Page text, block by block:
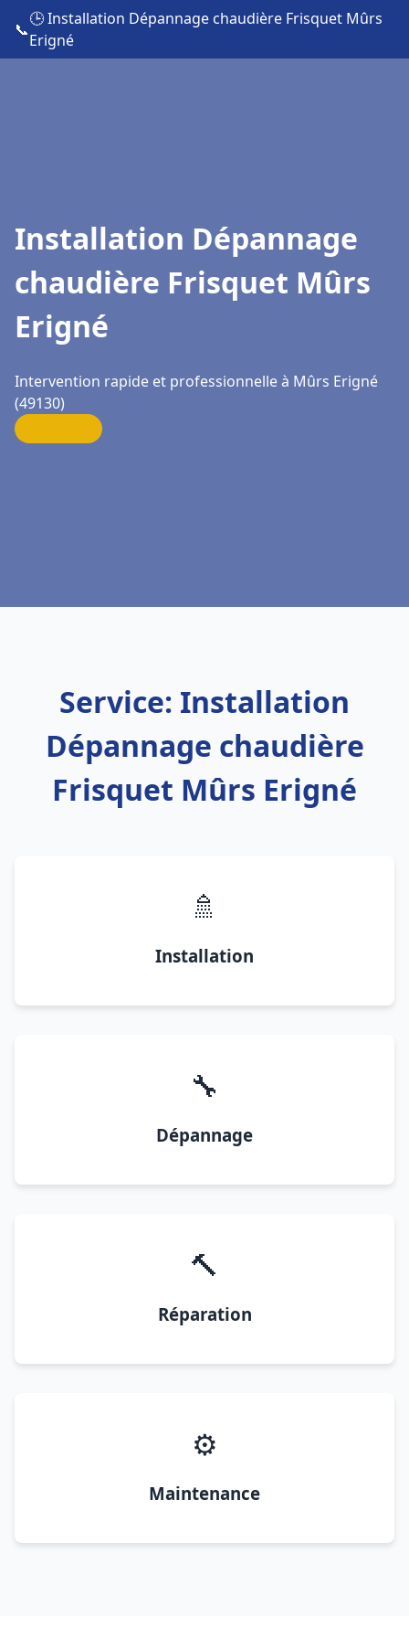
📞
🕒 Installation Dépannage chaudière Frisquet Mûrs
Erigné
Installation Dépannage
chaudière Frisquet Mûrs
Erigné
Intervention rapide et professionnelle à Mûrs Erigné
(49130)
Service: Installation
Dépannage chaudière
Frisquet Mûrs Erigné
🚿
Installation
🔧
Dépannage
🔨
Réparation
⚙️
Maintenance